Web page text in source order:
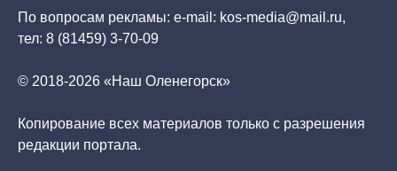
По вопросам рекламы: e-mail: kos-media@mail.ru,
тел: 8 (81459) 3-70-09
© 2018-2026 «Наш Оленегорск»
Копирование всех материалов только с разрешения
редакции портала.